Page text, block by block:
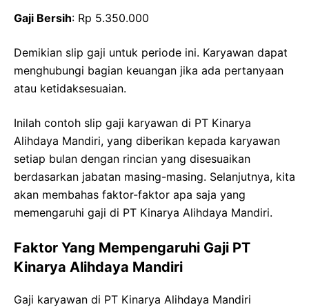
Gaji Bersih: Rp 5.350.000
Demikian slip gaji untuk periode ini. Karyawan dapat
menghubungi bagian keuangan jika ada pertanyaan
atau ketidaksesuaian.
Inilah contoh slip gaji karyawan di PT Kinarya
Alihdaya Mandiri, yang diberikan kepada karyawan
setiap bulan dengan rincian yang disesuaikan
berdasarkan jabatan masing-masing. Selanjutnya, kita
akan membahas faktor-faktor apa saja yang
memengaruhi gaji di PT Kinarya Alihdaya Mandiri.
Faktor Yang Mempengaruhi Gaji PT
Kinarya Alihdaya Mandiri
Gaji karyawan di PT Kinarya Alihdaya Mandiri